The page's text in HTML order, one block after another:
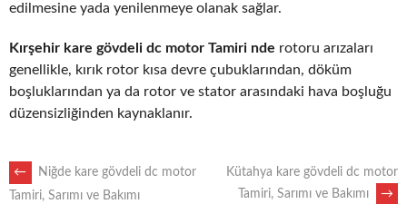
edilmesine yada yenilenmeye olanak sağlar.
Kırşehir kare gövdeli dc motor Tamiri nde rotoru arızaları
genellikle, kırık rotor kısa devre çubuklarından, döküm
boşluklarından ya da rotor ve stator arasındaki hava boşluğu
düzensizliğinden kaynaklanır.
POST
←
Niğde kare gövdeli dc motor
Tamiri, Sarımı ve Bakımı
Kütahya kare gövdeli dc motor
Tamiri, Sarımı ve Bakımı
→